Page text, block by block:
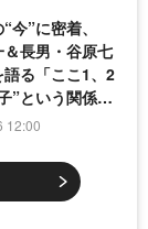
今”に密着、
長男・谷原七
る「ここ1、2
”という関係に
エンタメ
12:00